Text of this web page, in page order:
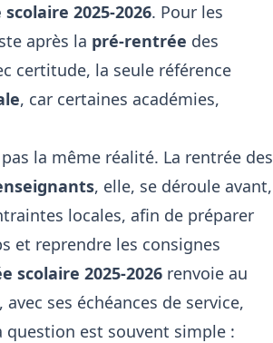
2025-2026. Pour les
après la pré-rentrée des
certitude, la seule référence
, car certaines académies,
la même réalité. La rentrée des
, elle, se déroule avant,
locales, afin de préparer
et reprendre les consignes
scolaire 2025-2026 renvoie au
ses échéances de service,
est souvent simple :